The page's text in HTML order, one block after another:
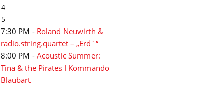
4
5
7:30 PM - Roland Neuwirth &
radio.string.quartet – „Erd´“
8:00 PM - Acoustic Summer:
Tina & the Pirates I Kommando
Blaubart